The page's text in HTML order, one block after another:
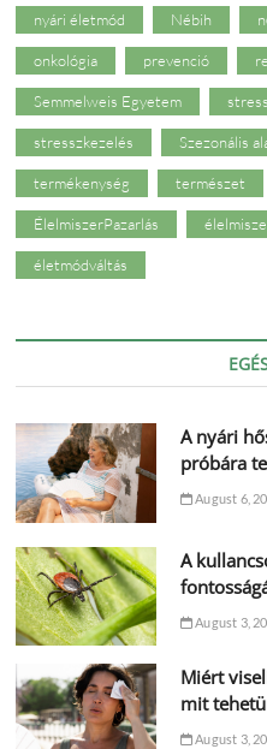
nyári életmód Nébih
onkológia prevenció
Semmelweis Egyetem
stresszkezelés Szezonális
termékenység természet
ÉlelmiszerPazarlás
életmódváltás
A nyári
próbára
August 6,
A
August 3,
Miért
mit
August 3,